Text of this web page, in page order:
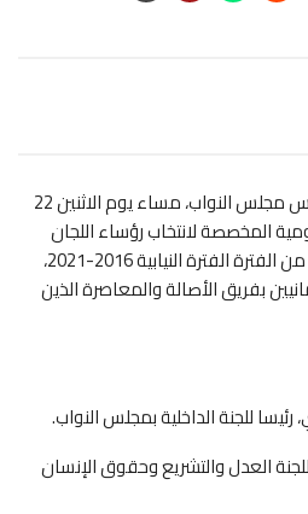
أعلن رسميا الحبيب المالكي، رئيس مجلس النواب، مساء يوم الاثنين 22
المخصصة لانتخاب رؤساء اللجان
النيابية للسنة الثالثة ولما تبقى من الفترة الفترة النيابية 2016-2021،
بفريق الأصالة والمعاصرة الذين
للجنة الداخلية بمجلس النواب.
العدل والتشريع وحقوق الإنسان